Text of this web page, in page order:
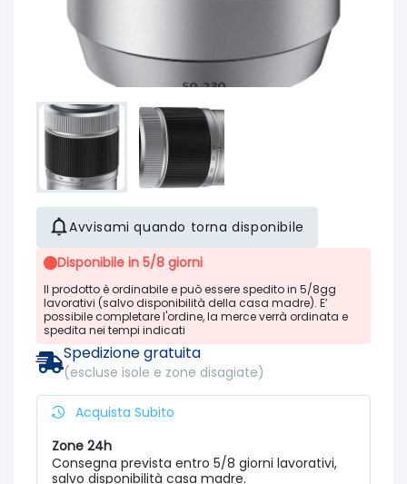
Avvisami quando torna disponibile
Disponibile in 5/8 giorni
Il prodotto è ordinabile e può essere spedito in 5/8gg
lavorativi (salvo disponibilità della casa madre). E’
possibile completare l'ordine, la merce verrà ordinata e
spedita nei tempi indicati
Spedizione gratuita
(escluse isole e zone disagiate)
Acquista Subito
Zone 24h
Consegna prevista entro 5/8 giorni lavorativi,
salvo disponibilità casa madre.